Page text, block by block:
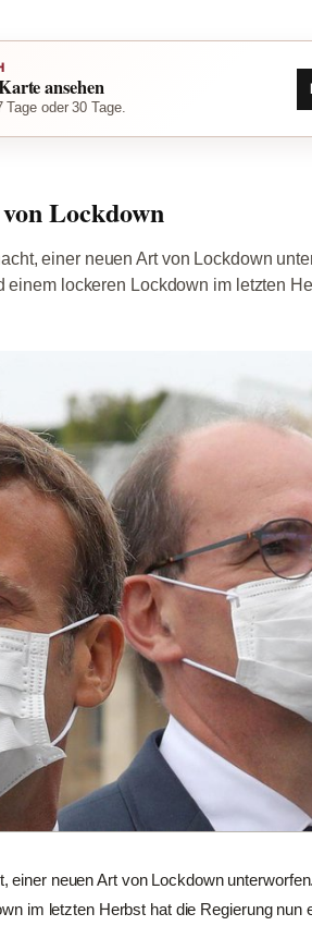
ansehen
oder 30 Tage.
Lockdown
einer neuen Art von Lockdown
lockeren Lockdown im letzten
einer neuen Art von Lockdown
im letzten Herbst hat die Regierung nun